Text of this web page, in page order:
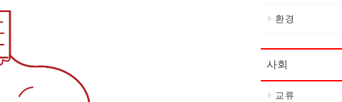
환경
사회
교류